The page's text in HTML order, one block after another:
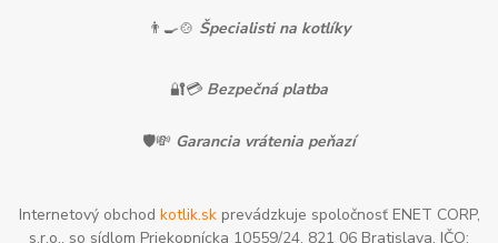
👨‍🍳🍲 Špecialisti na kotlíky
🔐💳 Bezpečná platba
🛡️💸 Garancia vrátenia peňazí
Internetový obchod kotlik.skprevádzkuje spoločnosť ENET CORP,
s.r.o., so sídlom Priekopnícka 10559/24, 821 06 Bratislava, IČO: